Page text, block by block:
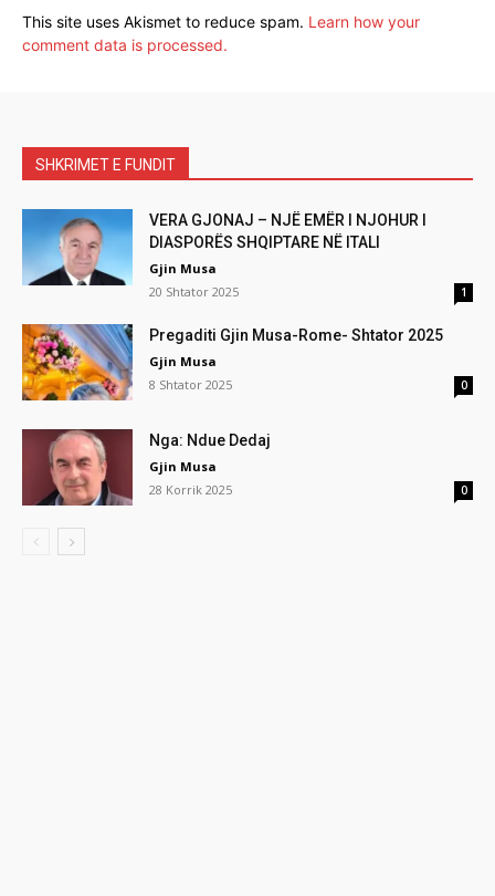
This site uses Akismet to reduce spam. Learn how your
comment data is processed.
SHKRIMET E FUNDIT
VERA GJONAJ – NJË EMËR I NJOHUR I
DIASPORËS SHQIPTARE NË ITALI
Gjin Musa
20 Shtator 2025
1
Pregaditi Gjin Musa-Rome- Shtator 2025
Gjin Musa
8 Shtator 2025
0
Nga: Ndue Dedaj
Gjin Musa
28 Korrik 2025
0